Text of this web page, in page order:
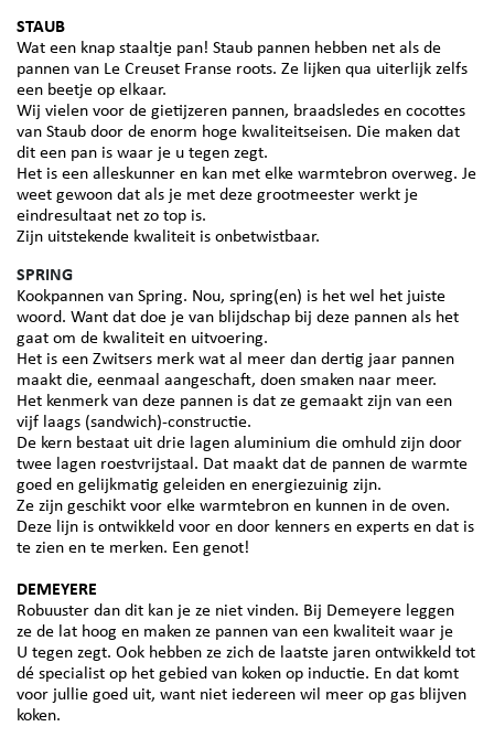
STAUB
Wat een knap staaltje pan! Staub pannen hebben net als de
pannen van Le Creuset Franse roots. Ze lijken qua uiterlijk zelfs
een beetje op elkaar.
Wij vielen voor de gietijzeren pannen, braadsledes en cocottes
van Staub door de enorm hoge kwaliteitseisen. Die maken dat
dit een pan is waar je u tegen zegt.
Het is een alleskunner en kan met elke warmtebron overweg. Je
weet gewoon dat als je met deze grootmeester werkt je
eindresultaat net zo top is.
Zijn uitstekende kwaliteit is onbetwistbaar.
SPRING
Kookpannen van Spring. Nou, spring(en) is het wel het juiste
woord. Want dat doe je van blijdschap bij deze pannen als het
gaat om de kwaliteit en uitvoering.
Het is een Zwitsers merk wat al meer dan dertig jaar pannen
maakt die, eenmaal aangeschaft, doen smaken naar meer.
Het kenmerk van deze pannen is dat ze gemaakt zijn van een
vijf laags (sandwich)-constructie.
De kern bestaat uit drie lagen aluminium die omhuld zijn door
twee lagen roestvrijstaal. Dat maakt dat de pannen de warmte
goed en gelijkmatig geleiden en energiezuinig zijn.
Ze zijn geschikt voor elke warmtebron en kunnen in de oven.
Deze lijn is ontwikkeld voor en door kenners en experts en dat is
te zien en te merken. Een genot!
DEMEYERE
​​​​​​​Robuuster dan dit kan je ze niet vinden. Bij Demeyere leggen
ze de lat hoog en maken ze pannen van een kwaliteit waar je
U tegen zegt. Ook hebben ze zich de laatste jaren ontwikkeld tot
dé specialist op het gebied van koken op inductie. En dat komt
voor jullie goed uit, want niet iedereen wil meer op gas blijven
koken.